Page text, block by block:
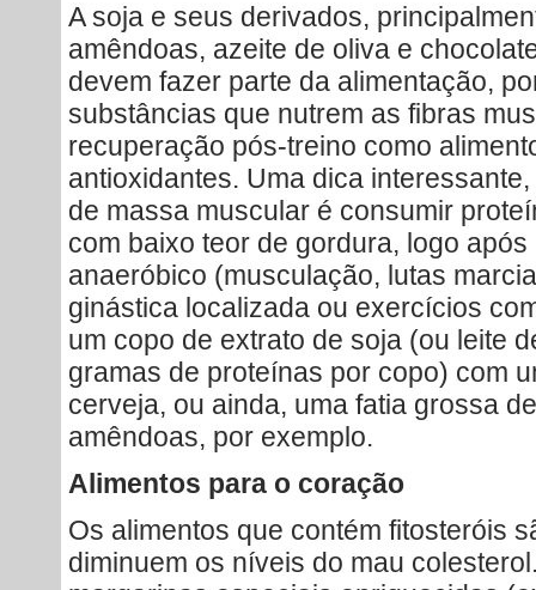
A soja e seus derivados,
amêndoas, azeite de oliva e
devem fazer parte da alimentação,
substâncias que nutrem as fibras
recuperação pós-treino como
antioxidantes. Uma dica
de massa muscular é consumir
com baixo teor de gordura, logo
anaeróbico (musculação, lutas
ginástica localizada ou exercícios
um copo de extrato de soja (ou leite
gramas de proteínas por copo) com
cerveja, ou ainda, uma fatia grossa
amêndoas, por exemplo.
Alimentos para o coração
Os alimentos que contém fitosteróis
diminuem os níveis do mau